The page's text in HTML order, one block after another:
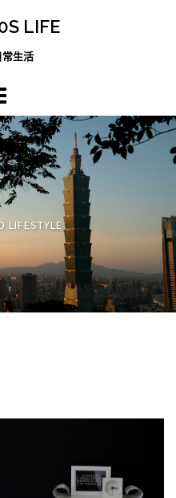
LIFE
常生活
LIFESTYLE